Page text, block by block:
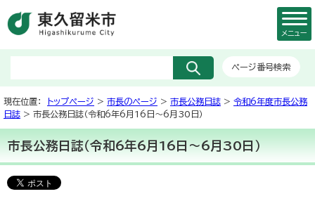
ページ番号検索
メニュー
現在位置： トップページ > 市長のページ > 市長公務日誌 > 令和6年度市長公務
日誌 > 市長公務日誌（令和6年6月16日～6月30日）
市長公務日誌（令和6年6月16日～6月30日）